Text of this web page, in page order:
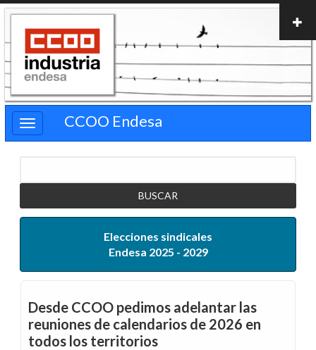
Pasar
contenido
principal
CCOO Endesa
Elecciones sindicales
Endesa 2025 - 2029
Desde CCOO pedimos adelantar las
reuniones de calendarios de 2026 en
todos los territorios